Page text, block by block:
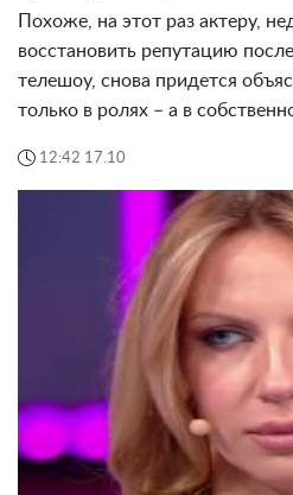
Похоже, на этот раз актеру,
восстановить репутацию
телешоу, снова придется
только в ролях – а в
12:42 17.10